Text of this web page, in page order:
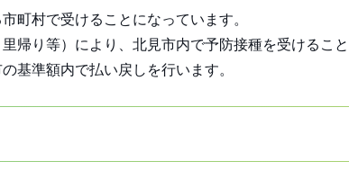
町村で受けることになっています。
帰り等）により、北見市内で予防接種を受けるこ
基準額内で払い戻しを行います。